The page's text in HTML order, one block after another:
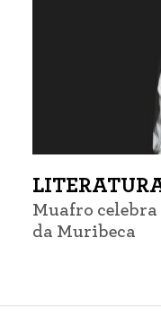
Muafro celebra
da Muribeca